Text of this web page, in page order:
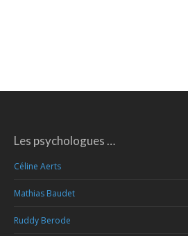
Les psychologues …
Céline Aerts
Mathias Baudet
Ruddy Berode